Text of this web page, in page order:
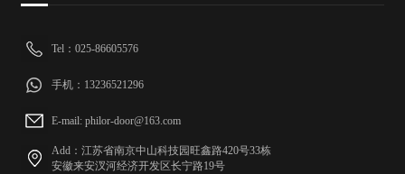
Tel：025-86605576
手机：13236521296
E-mail: philor-door@163.com
Add：江苏省南京中山科技园旺鑫路420号33栋
安徽来安汊河经济开发区长宁路19号